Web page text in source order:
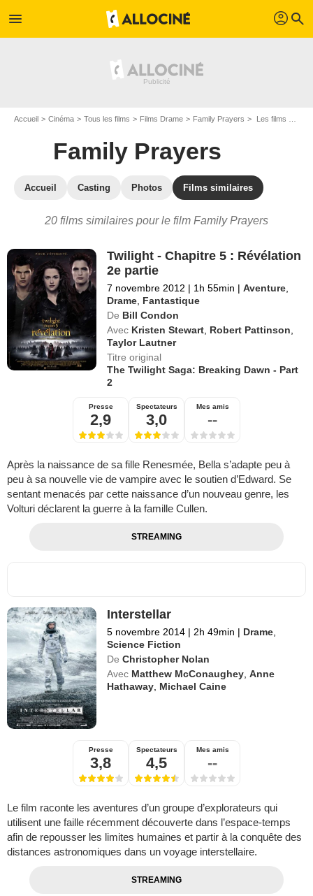
menu profil search
Accueil Cinéma Tous les films Films Drame Family Prayers Les films similaires à "Family Prayers"
Family Prayers
Accueil Casting Photos Films similaires
20 films similaires pour le film Family Prayers
Twilight - Chapitre 5 : Révélation
2e partie
7 novembre 2012 | 1h 55min | Aventure
Drame Fantastique
De Bill Condon
Avec Kristen Stewart Robert Pattinson
Taylor Lautner
Titre original
The Twilight Saga: Breaking Dawn - Part
2
Presse
2,9
Spectateurs
3,0
Mes amis
--
Après la naissance de sa fille Renesmée, Bella s’adapte peu à
peu à sa nouvelle vie de vampire avec le soutien d’Edward. Se
sentant menacés par cette naissance d’un nouveau genre, les
Volturi déclarent la guerre à la famille Cullen.
STREAMING
Interstellar
5 novembre 2014 | 2h 49min | Drame
Science Fiction
De Christopher Nolan
Avec Matthew McConaughey ,Anne
Hathaway Michael Caine
Presse
3,8
Spectateurs
4,5
Mes amis
--
Le film raconte les aventures d’un groupe d’explorateurs qui
utilisent une faille récemment découverte dans l’espace-temps
afin de repousser les limites humaines et partir à la conquête des
distances astronomiques dans un voyage interstellaire.
STREAMING